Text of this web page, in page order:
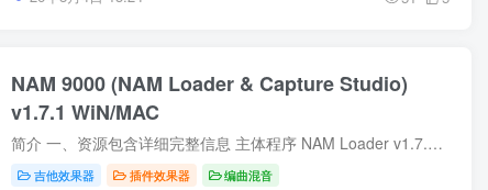
NAM 9000 (NAM Loader & Capture Studio)
v1.7.1 WiN/MAC
简介 一、资源包含详细完整信息 主体程序 NAM Loader v1.7.1：音频插件加载主程序，分为 VST3、AU、AAX 三种主流插件格式，适配 Windows、macOS 双平台； Capture Studio v1.7.1：箱体、音箱、...
吉他效果器 插件效果器 编曲混音